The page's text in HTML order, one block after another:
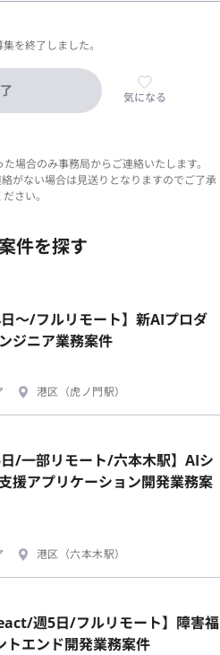
を終了しました。
気になる
場合のみ事務局からご連絡いたします。
がない場合は見送りとなりますのでご了承
ださい。
件を探す
〜/フルリモート】新AIプロダ
ジニア業務案件
港区（虎ノ門駅）
/一部リモート/六本木駅】AIシ
援アプリケーション開発業務案
港区（六本木駅）
週5日/フルリモート】障害福
トエンド開発業務案件